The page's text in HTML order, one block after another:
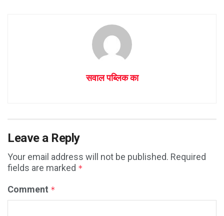
सवाल पब्लिक का
Leave a Reply
Your email address will not be published. Required
fields are marked *
Comment *